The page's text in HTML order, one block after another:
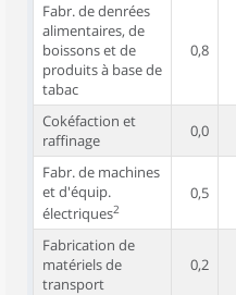
Fabr. de denrées
alimentaires, de
boissons et de
produits à base de
tabac
0,8
Cokéfaction et
raffinage
0,0
Fabr. de machines
et d'équip.
électriques2
0,5
Fabrication de
matériels de
transport
0,2